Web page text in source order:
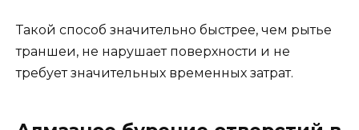
Такой способ значительно быстрее, чем рытье
траншеи, не нарушает поверхности и не
требует значительных временных затрат.